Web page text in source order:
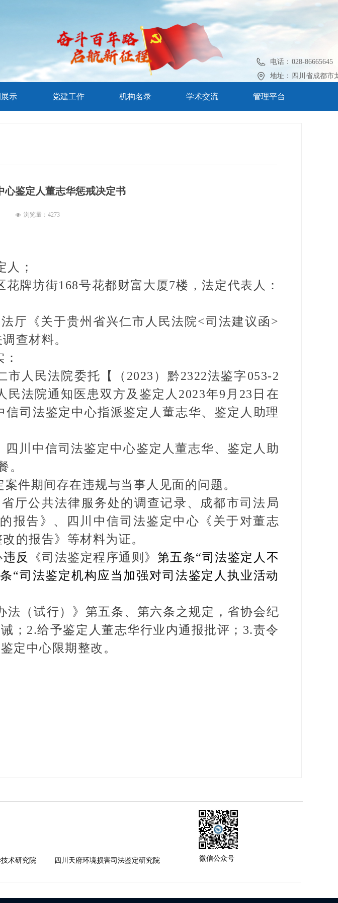
示 党建工作 机构名录 学术交流 管理平台
电话： 028-86665645
地址： 四川省成都市
心鉴定人董志华惩戒决定书
；
牌坊街168号花都财富大厦7楼，法定代表人：
厅《关于贵州省兴仁市人民法院<司法建议函>
查材料。
人民法院委托【（2023）黔2322法鉴字053-2
法院通知医患双方及鉴定人2023年9月23日在
司法鉴定中心指派鉴定人董志华、鉴定人助理
川中信司法鉴定中心鉴定人董志华、鉴定人助
。
件期间存在违规与当事人见面的问题。
厅公共法律服务处的调查记录、成都市司法局
报告》、四川中信司法鉴定中心《关于对董志
的报告》等材料为证。
违反 《司法鉴定程序通则》 第五条“司法鉴定人不
“司法鉴定机构应当加强对司法鉴定人执业活动
（试行）》第五条、第六条之规定，省协会纪
；2.给予鉴定人董志华行业内通报批评；3.责令
定中心限期整改。
넶 浏览量： 4273
术研究院 四川天府环境损害司法鉴定研究院 微信公众号